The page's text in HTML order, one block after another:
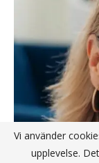
Vi använder
upplevelse.